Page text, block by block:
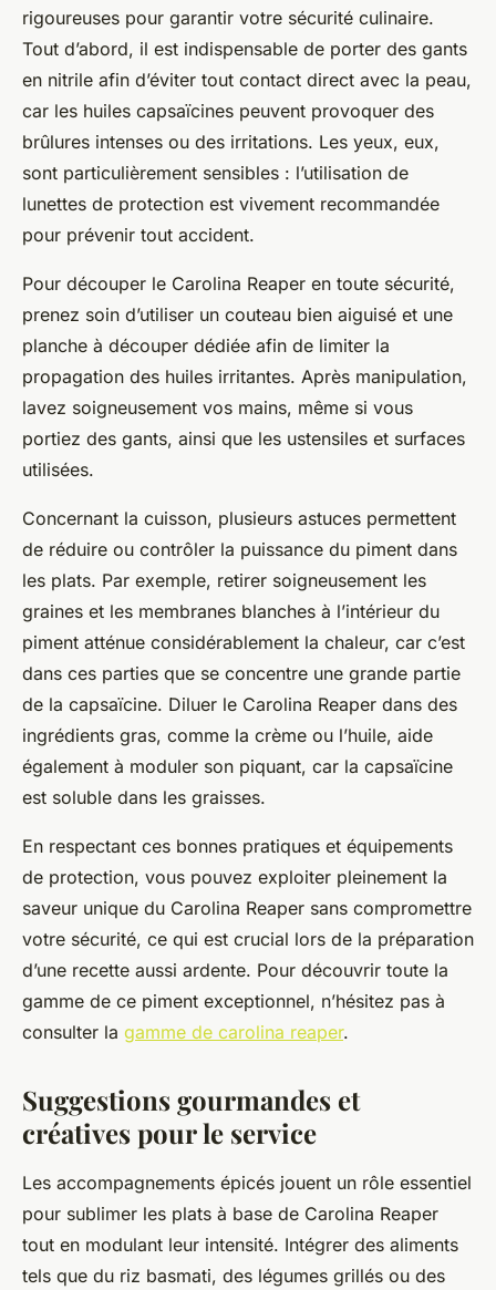
rigoureuses pour garantir votre sécurité culinaire.
Tout d’abord, il est indispensable de porter des gants
en nitrile afin d’éviter tout contact direct avec la peau,
car les huiles capsaïcines peuvent provoquer des
brûlures intenses ou des irritations. Les yeux, eux,
sont particulièrement sensibles : l’utilisation de
lunettes de protection est vivement recommandée
pour prévenir tout accident.
Pour découper le Carolina Reaper en toute sécurité,
prenez soin d’utiliser un couteau bien aiguisé et une
planche à découper dédiée afin de limiter la
propagation des huiles irritantes. Après manipulation,
lavez soigneusement vos mains, même si vous
portiez des gants, ainsi que les ustensiles et surfaces
utilisées.
Concernant la cuisson, plusieurs astuces permettent
de réduire ou contrôler la puissance du piment dans
les plats. Par exemple, retirer soigneusement les
graines et les membranes blanches à l’intérieur du
piment atténue considérablement la chaleur, car c’est
dans ces parties que se concentre une grande partie
de la capsaïcine. Diluer le Carolina Reaper dans des
ingrédients gras, comme la crème ou l’huile, aide
également à moduler son piquant, car la capsaïcine
est soluble dans les graisses.
En respectant ces bonnes pratiques et équipements
de protection, vous pouvez exploiter pleinement la
saveur unique du Carolina Reaper sans compromettre
votre sécurité, ce qui est crucial lors de la préparation
d’une recette aussi ardente. Pour découvrir toute la
gamme de ce piment exceptionnel, n’hésitez pas à
consulter la gamme de carolina reaper.
Suggestions gourmandes et
créatives pour le service
Les accompagnements épicés jouent un rôle essentiel
pour sublimer les plats à base de Carolina Reaper
tout en modulant leur intensité. Intégrer des aliments
tels que du riz basmati, des légumes grillés ou des